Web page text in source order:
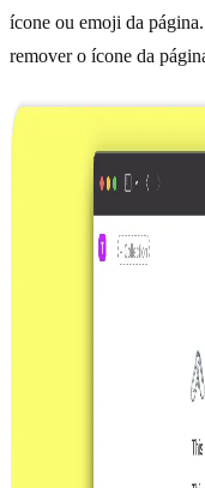
ícone ou emoji da
remover o ícone da